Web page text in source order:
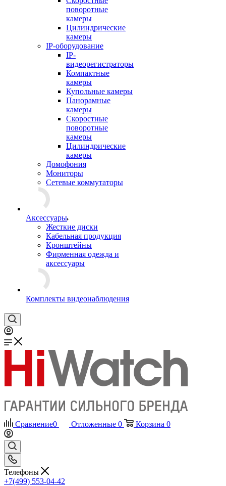
поворотные
камеры
Цилиндрические
камеры
IP-оборудование
IP-
видеорегистраторы
Компактные
камеры
Купольные камеры
Панорамные
камеры
Скоростные
поворотные
камеры
Цилиндрические
камеры
Домофония
Мониторы
Сетевые коммутаторы
Аксессуары
Жесткие диски
Кабельная продукция
Кронштейны
Фирменная одежда и
аксессуары
Комплекты видеонаблюдения
Сравнение0 Отложенные 0 Корзина 0
Телефоны
+7(499) 553-04-42